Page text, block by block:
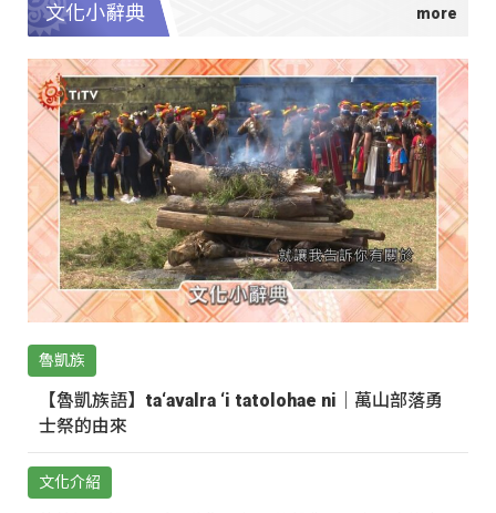
文化小辭典
魯凱族
【魯凱族語】ta‘avalra ‘i tatolohae ni｜萬山部落勇
士祭的由來
文化介紹